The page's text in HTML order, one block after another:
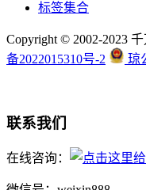
标签集合
Copyright © 2002-2023
备2022015310号-2
琼
联系我们
在线咨询：